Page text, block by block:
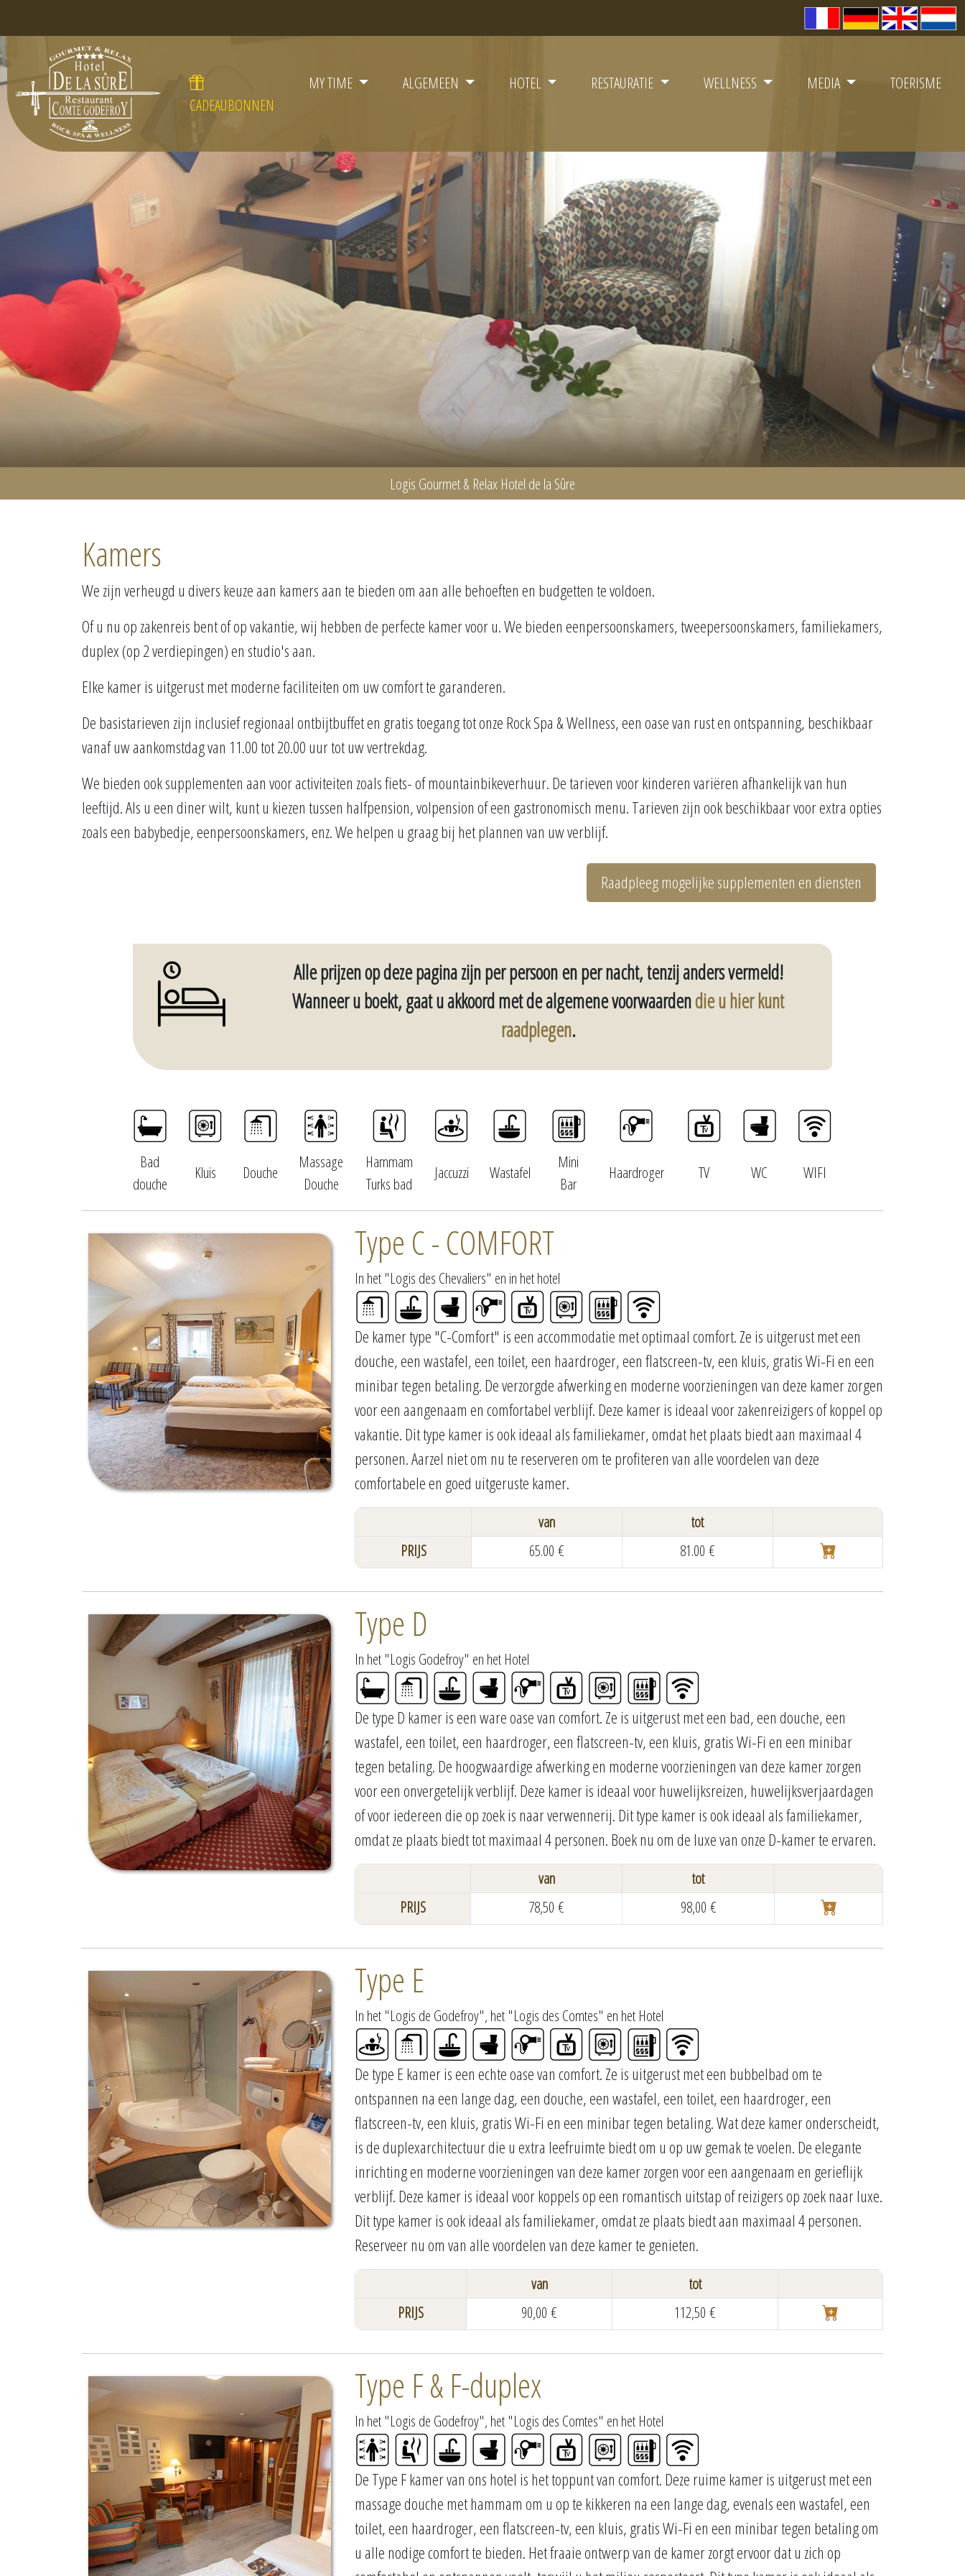
CADEAUBONNEN
MY TIME ALGEMEEN HOTEL RESTAURATIE WELLNESS MEDIA TOERISME
Logis Gourmet & Relax Hotel de la Sûre
Kamers
We zijn verheugd u divers keuze aan kamers aan te bieden om aan alle behoeften en budgetten te voldoen.
Of u nu op zakenreis bent of op vakantie, wij hebben de perfecte kamer voor u. We bieden eenpersoonskamers, tweepersoonskamers, familiekamers,
duplex (op 2 verdiepingen) en studio's aan.
Elke kamer is uitgerust met moderne faciliteiten om uw comfort te garanderen.
De basistarieven zijn inclusief regionaal ontbijtbuffet en gratis toegang tot onze Rock Spa & Wellness, een oase van rust en ontspanning, beschikbaar
vanaf uw aankomstdag van 11.00 tot 20.00 uur tot uw vertrekdag.
We bieden ook supplementen aan voor activiteiten zoals fiets- of mountainbikeverhuur. De tarieven voor kinderen variëren afhankelijk van hun
leeftijd. Als u een diner wilt, kunt u kiezen tussen halfpension, volpension of een gastronomisch menu. Tarieven zijn ook beschikbaar voor extra opties
zoals een babybedje, eenpersoonskamers, enz. We helpen u graag bij het plannen van uw verblijf.
Raadpleeg mogelijke supplementen en diensten
Alle prijzen op deze pagina zijn per persoon en per nacht, tenzij anders vermeld!
Wanneer u boekt, gaat u akkoord met de algemene voorwaardendie u hier kunt
raadplegen.
Bad
douche
Kluis Douche
Massage
Douche
Hammam
Turks bad
Jaccuzzi Wastafel
Mini
Bar
Haardroger TV WC WIFI
Type C - COMFORT
In het "Logis des Chevaliers" en in het hotel
De kamer type "C-Comfort" is een accommodatie met optimaal comfort. Ze is uitgerust met een
douche, een wastafel, een toilet, een haardroger, een flatscreen-tv, een kluis, gratis Wi-Fi en een
minibar tegen betaling. De verzorgde afwerking en moderne voorzieningen van deze kamer zorgen
voor een aangenaam en comfortabel verblijf. Deze kamer is ideaal voor zakenreizigers of koppel op
vakantie. Dit type kamer is ook ideaal als familiekamer, omdat het plaats biedt aan maximaal 4
personen. Aarzel niet om nu te reserveren om te profiteren van alle voordelen van deze
comfortabele en goed uitgeruste kamer.
van
tot
PRIJS
65.00 € 81.00 €
Type D
In het "Logis Godefroy" en het Hotel
De type D kamer is een ware oase van comfort. Ze is uitgerust met een bad, een douche, een
wastafel, een toilet, een haardroger, een flatscreen-tv, een kluis, gratis Wi-Fi en een minibar
tegen betaling. De hoogwaardige afwerking en moderne voorzieningen van deze kamer zorgen
voor een onvergetelijk verblijf. Deze kamer is ideaal voor huwelijksreizen, huwelijksverjaardagen
of voor iedereen die op zoek is naar verwennerij. Dit type kamer is ook ideaal als familiekamer,
omdat ze plaats biedt tot maximaal 4 personen. Boek nu om de luxe van onze D-kamer te ervaren.
van
tot
PRIJS
78,50 € 98,00 €
Type E
In het "Logis de Godefroy", het "Logis des Comtes" en het Hotel
De type E kamer is een echte oase van comfort. Ze is uitgerust met een bubbelbad om te
ontspannen na een lange dag, een douche, een wastafel, een toilet, een haardroger, een
flatscreen-tv, een kluis, gratis Wi-Fi en een minibar tegen betaling. Wat deze kamer onderscheidt,
is de duplexarchitectuur die u extra leefruimte biedt om u op uw gemak te voelen. De elegante
inrichting en moderne voorzieningen van deze kamer zorgen voor een aangenaam en gerieflijk
verblijf. Deze kamer is ideaal voor koppels op een romantisch uitstap of reizigers op zoek naar luxe.
Dit type kamer is ook ideaal als familiekamer, omdat ze plaats biedt aan maximaal 4 personen.
Reserveer nu om van alle voordelen van deze kamer te genieten.
van
tot
PRIJS
90,00 € 112,50 €
Type F & F-duplex
In het "Logis de Godefroy", het "Logis des Comtes" en het Hotel
De Type F kamer van ons hotel is het toppunt van comfort. Deze ruime kamer is uitgerust met een
massage douche met hammam om u op te kikkeren na een lange dag, evenals een wastafel, een
toilet, een haardroger, een flatscreen-tv, een kluis, gratis Wi-Fi en een minibar tegen betaling om
u alle nodige comfort te bieden. Het fraaie ontwerp van de kamer zorgt ervoor dat u zich op